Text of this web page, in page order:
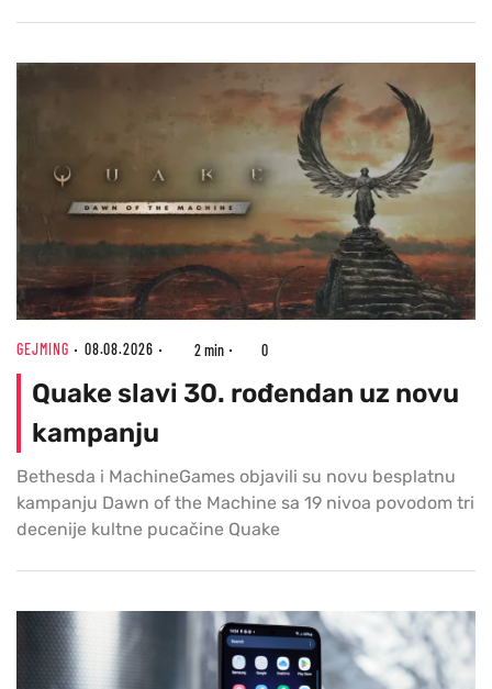
GEJMING 08.08.2026 2 min 0
Quake slavi 30. rođendan uz novu
kampanju
Bethesda i MachineGames objavili su novu besplatnu
kampanju Dawn of the Machine sa 19 nivoa povodom tri
decenije kultne pucačine Quake